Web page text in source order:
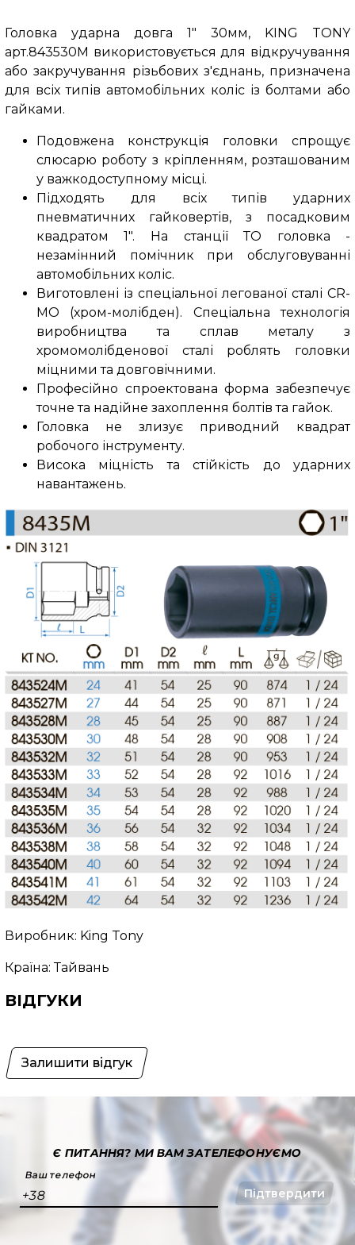
Головка ударна довга 1" 30мм, KING TONY
арт.843530M використовується для відкручування
або закручування різьбових з'єднань, призначена
для всіх типів автомобільних коліс із болтами або
гайками.
Подовжена конструкція головки спрощує
слюсарю роботу з кріпленням, розташованим
у важкодоступному місці.
Підходять для всіх типів ударних
пневматичних гайковертів, з посадковим
квадратом 1". На станції ТО головка -
незамінний помічник при обслуговуванні
автомобільних коліс.
Виготовлені із спеціальної легованої сталі CR-
MO (хром-молібден). Спеціальна технологія
виробництва та сплав металу з
хромомолібденової сталі роблять головки
міцними та довговічними.
Професійно спроектована форма забезпечує
точне та надійне захоплення болтів та гайок.
Головка не злизує приводний квадрат
робочого інструменту.
Висока міцність та стійкість до ударних
навантажень.
Виробник: King Tony
Країна: Тайвань
ВІДГУКИ
Залишити відгук
Є ПИТАННЯ?МИ ВАМ ЗАТЕЛЕФОНУЄМО
Ваш телефон
+38 Підтвердити